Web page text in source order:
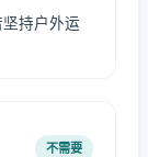
持户外运
不需要